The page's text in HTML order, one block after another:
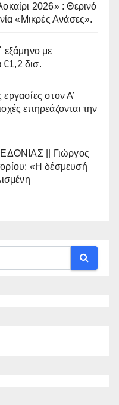
2026» : Θερινό
«Μικρές Ανάσες».
εξάμηνο με
δισ.
στον Α’
επηρεάζονται την
|| Γιώργος
«Η δέσμευσή